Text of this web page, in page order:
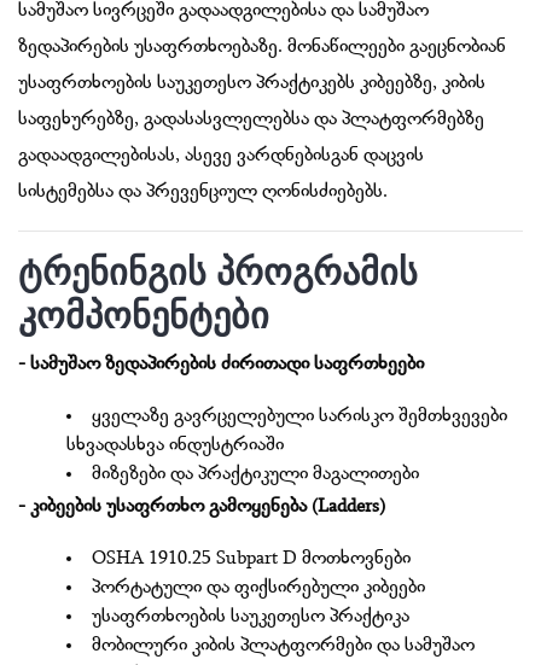
სამუშაო სივრცეში გადაადგილებისა და სამუშაო
ზედაპირების უსაფრთხოებაზე. მონაწილეები გაეცნობიან
უსაფრთხოების საუკეთესო პრაქტიკებს კიბეებზე, კიბის
საფეხურებზე, გადასასვლელებსა და პლატფორმებზე
გადაადგილებისას, ასევე ვარდნებისგან დაცვის
სისტემებსა და პრევენციულ ღონისძიებებს.
ტრენინგის პროგრამის
კომპონენტები
- სამუშაო ზედაპირების ძირითადი საფრთხეები
ყველაზე გავრცელებული სარისკო შემთხვევები
სხვადასხვა ინდუსტრიაში
მიზეზები და პრაქტიკული მაგალითები
- კიბეების უსაფრთხო გამოყენება (Ladders)
OSHA 1910.25 Subpart D მოთხოვნები
პორტატული და ფიქსირებული კიბეები
უსაფრთხოების საუკეთესო პრაქტიკა
მობილური კიბის პლატფორმები და სამუშაო